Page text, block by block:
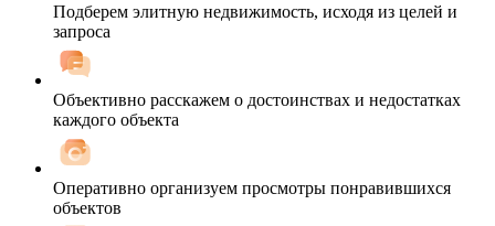
Подберем элитную недвижимость, исходя из целей и
запроса
Объективно расскажем о достоинствах и недостатках
каждого объекта
Оперативно организуем просмотры понравившихся
объектов